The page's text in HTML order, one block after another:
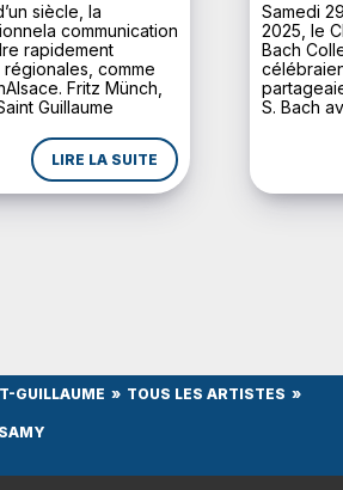
siècle, la
communication
rapidement
comme
Fritz Münch,
Guillaume
pour uneplus
Lors de son
1930, Radio
[…]
LIRE LA SUITE
Samedi
2025, le
Bach
S. Bach
GUILLAUME TOUS LES ARTISTES